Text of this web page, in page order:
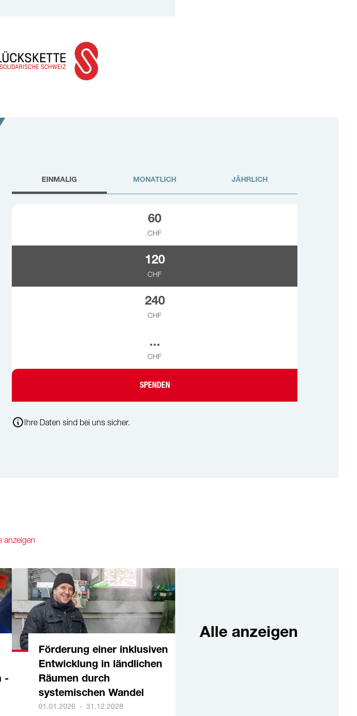
EINMALIG MONATLICH JÄHRLICH
60
CHF
120
CHF
240
CHF
...
CHF
SPENDEN
Ihre Daten sind bei uns sicher.
anzeigen
-
Förderung einer inklusiven
Entwicklung in ländlichen
Räumen durch
systemischen Wandel
01.01.2026 - 31.12.2028
Alle anzeigen